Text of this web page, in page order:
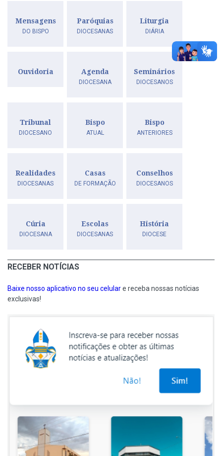
Mensagens
DO BISPO
Paróquias
DIOCESANAS
Liturgia
DIÁRIA
Ouvidoria Agenda
DIOCESANA
Seminários
DIOCESANOS
Tribunal
DIOCESANO
Bispo
ATUAL
Bispo
ANTERIORES
Realidades
DIOCESANAS
Casas
DE FORMAÇÃO
Conselhos
DIOCESANOS
Cúria
DIOCESANA
Escolas
DIOCESANAS
História
DIOCESE
RECEBER NOTÍCIAS
Baixe nosso aplicativo no seu celulare receba nossas notícias
exclusivas!